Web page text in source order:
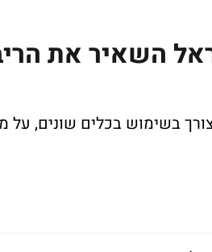
השאיר את
בשימוש בכלים שונים, על